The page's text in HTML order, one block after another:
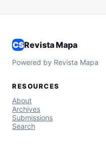
CSRevista Mapa
Powered by Revista Mapa
RESOURCES
About
Archives
Submissions
Search